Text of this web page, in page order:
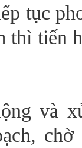
tục
thì tiến
và
chờ